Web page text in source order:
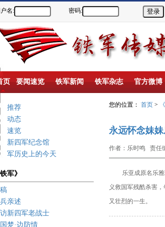
名: 密码:
页 要闻速览 铁军新闻 铁军杂志 官方微博
推荐
动态
速览
新四军纪念馆
军历史上的今天
铁军》
亲述
新四军老战士
梦·边防情
您的位置： 首页 >
永远怀念妹
作者：乐时鸣 责任
乐亚成原名乐雅
义救国军残酷杀害，
又壮烈的一生。